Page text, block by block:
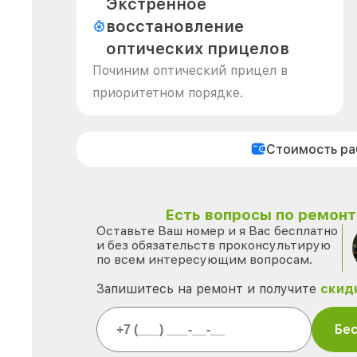
Экстренное
восстановление
оптических прицелов
Починим оптический прицел в
приоритетном порядке.
Стоимость
Есть вопросы по
Оставьте Ваш номер и я Вас бесплатно
и без обязательств проконсультирую
по всем интересующим вопросам.
Запишитесь на ремонт и получите